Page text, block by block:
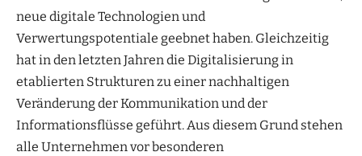
neue digitale Technologien und
Verwertungspotentiale geebnet haben. Gleichzeitig
hat in den letzten Jahren die Digitalisierung in
etablierten Strukturen zu einer nachhaltigen
Veränderung der Kommunikation und der
Informationsflüsse geführt. Aus diesem Grund stehen
alle Unternehmen vor besonderen